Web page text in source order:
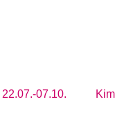
22.07.-07.10.